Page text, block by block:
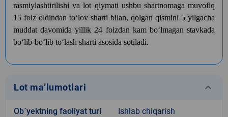
rasmiylashtirilishi va lot qiymati ushbu shartnomaga muvofiq
15 foiz oldindan toʻlov sharti bilan, qolgan qismini 5 yilgacha
muddat davomida yillik 24 foizdan kam boʻlmagan stavkada
boʻlib-boʻlib toʻlash sharti asosida sotiladi.
Lot ma’lumotlari keyboard_arrow_down
Ob`yektning faoliyat turi Ishlab chiqarish